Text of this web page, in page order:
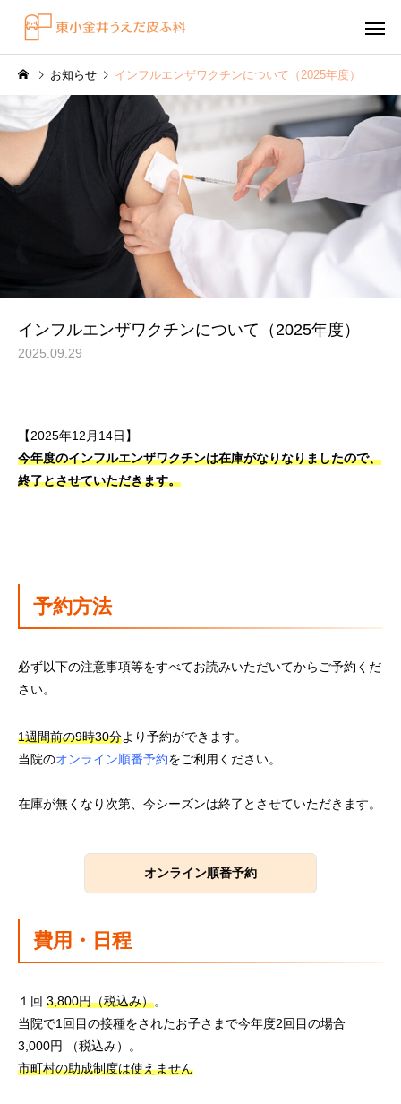
感染症
水虫（足白癬）を放置する
べきではない理由
円形脱毛症
円形脱毛症になぜ「光
効くの？
～エキシマライト（紫
お知らせ インフルエンザワクチンについて（2025年度）
インフルエンザワクチンについて（2025年度）
2025.09.29
【2025年12月14日】
今年度のインフルエンザワクチンは在庫がなりなりましたので、
終了とさせていただきます。
予約方法
必ず以下の注意事項等をすべてお読みいただいてからご予約くだ
さい。
1週間前の9時30分より予約ができます。
当院のオンライン順番予約をご利用ください。
在庫が無くなり次第、今シーズンは終了とさせていただきます。
オンライン順番予約
費用・日程
１回 3,800円（税込み）。
当院で1回目の接種をされたお子さまで今年度2回目の場合
3,000円 （税込み）。
市町村の助成制度は使えません